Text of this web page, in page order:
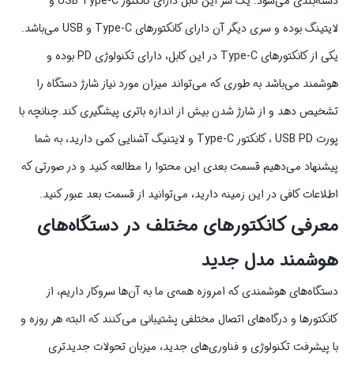
لایتینگ بوده و سری دیگر آن دارای کانکتورهای Type-C و USB می‌باشد.
یکی از کانکتورهای Type-C در این کابل، دارای تکنولوژی PD بوده و
هوشمند می‌باشد به طوری که می‌تواند میزان مورد نیاز شارژ دستگاه را
تشخیص دهد و از شارژ شدن بیش از اندازه باتری پیشگیری کند.چنانچه با
پورت USB PD ، کانکتور Type-C و لایتنیگ آشنایی کمی دارید، به شما
پیشنهاد می‌دهیم قسمت بعدی این محتوا را مطالعه کنید و در صورتی که
اطلاعات کافی در این زمینه دارید، می‌توانید از قسمت بعد عبور کنید.
معرفی کانکتورهای مختلف در دستگاه‌های
هوشمند مدل جدید
دستگاه‌های هوشمندی که امروزه همه‌ی ما به آن‌ها سروکار داریم، از
کانکتورها و درگاه‌های اتصال مختلفی پشتیبانی می‌کنند که البته هر روزه و
با پیشرفت تکنولوژی و فناوری‌های جدید، میزبان تحولات جدیدتری